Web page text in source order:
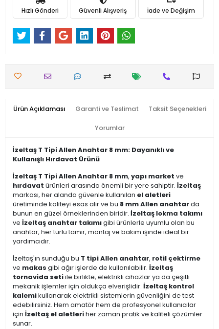
Hızlı Gönderi Güvenli Alışveriş İade ve Değişim
Ürün Açıklaması Garanti ve Teslimat Taksit Seçenekleri
Yorumlar
İzeltaş T Tipi Allen Anahtar 8 mm: Dayanıklı ve
Kullanışlı Hırdavat Ürünü
İzeltaş T Tipi Allen Anahtar 8 mm, yapı market ve
hırdavat ürünleri arasında önemli bir yere sahiptir. İzeltaş
markası, her alanda güvenle kullanılan el aletleri
üretiminde kaliteyi esas alır ve bu 8 mm Allen anahtarda
bunun en güzel örneklerinden biridir. İzeltaş lokma takımı
ve İzeltaş anahtar takımıgibi ürünlerle uyumlu olan bu
anahtar, her türlü tamir, montaj ve bakım işinde ideal bir
yardımcıdır.
İzeltaş'ın sunduğu bu T tipi Allen anahtar, rotil çektirme
ve makas gibi ağır işlerde de kullanılabilir. İzeltaş
tornavida setiile birlikte, elektrikli cihazlar ya da çeşitli
mekanik işlemler için oldukça elverişlidir. İzeltaş kontrol
kalemikullanarak elektrikli sistemlerin güvenliğini de test
edebilirsiniz. Hem amatör hem de profesyonel kullanıcılar
için İzeltaş el aletleriher zaman pratik ve kaliteli çözümler
sunar.